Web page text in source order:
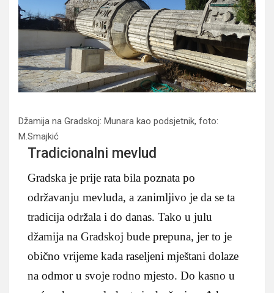
Džamija na Gradskoj: Munara kao podsjetnik, foto:
M.Smajkić
Tradicionalni mevlud
Gradska je prije rata bila poznata po
održavanju mevluda, a zanimljivo je da se ta
tradicija održala i do danas. Tako u julu
džamija na Gradskoj bude prepuna, jer to je
obično vrijeme kada raseljeni mještani dolaze
na odmor u svoje rodno mjesto. Do kasno u